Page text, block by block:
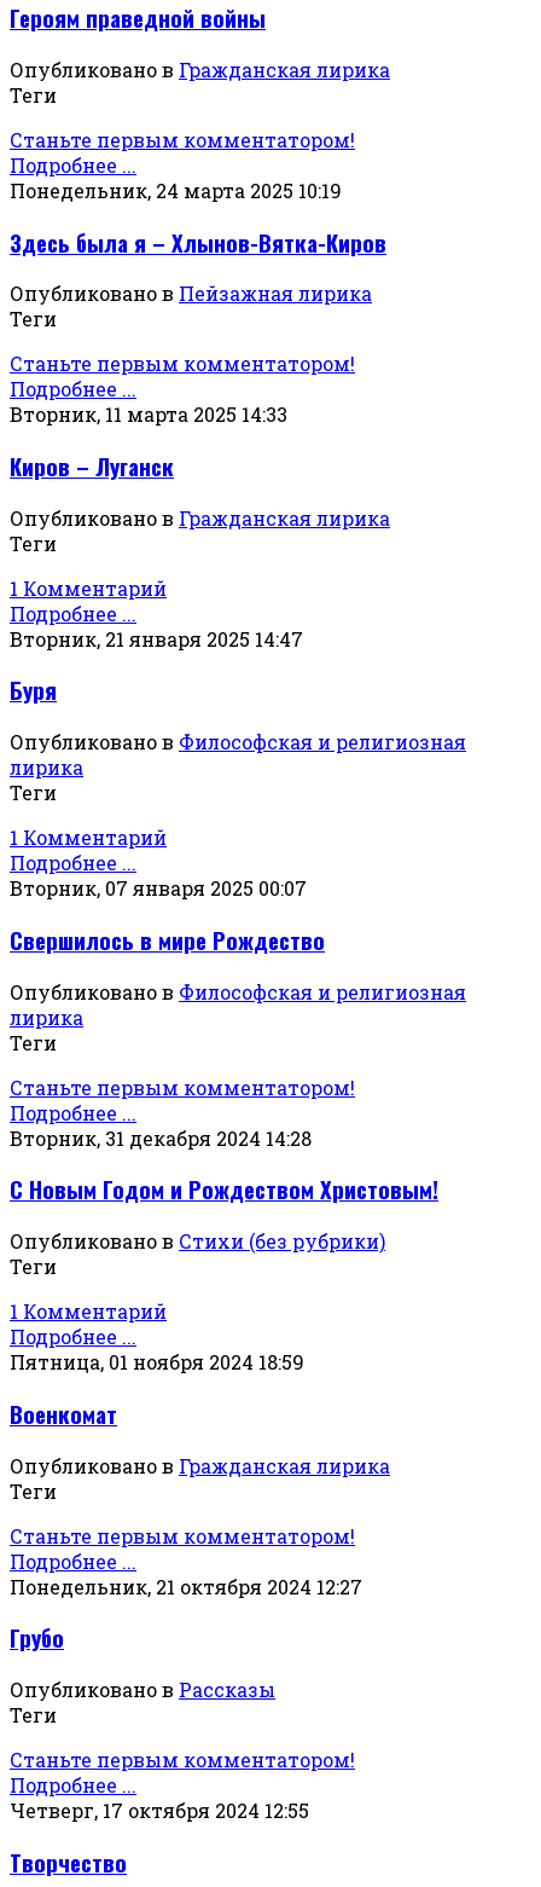
Героям праведной войны
Опубликовано в Гражданская лирика
Теги
Станьте первым комментатором!
Подробнее ...
Понедельник, 24 марта 2025 10:19
Здесь была я – Хлынов-Вятка-Киров
Опубликовано в Пейзажная лирика
Теги
Станьте первым комментатором!
Подробнее ...
Вторник, 11 марта 2025 14:33
Киров – Луганск
Опубликовано в Гражданская лирика
Теги
1 Комментарий
Подробнее ...
Вторник, 21 января 2025 14:47
Буря
Опубликовано в Философская и религиозная
лирика
Теги
1 Комментарий
Подробнее ...
Вторник, 07 января 2025 00:07
Свершилось в мире Рождество
Опубликовано в Философская и религиозная
лирика
Теги
Станьте первым комментатором!
Подробнее ...
Вторник, 31 декабря 2024 14:28
С Новым Годом и Рождеством Христовым!
Опубликовано в Стихи (без рубрики)
Теги
1 Комментарий
Подробнее ...
Пятница, 01 ноября 2024 18:59
Военкомат
Опубликовано в Гражданская лирика
Теги
Станьте первым комментатором!
Подробнее ...
Понедельник, 21 октября 2024 12:27
Грубо
Опубликовано в Рассказы
Теги
Станьте первым комментатором!
Подробнее ...
Четверг, 17 октября 2024 12:55
Творчество